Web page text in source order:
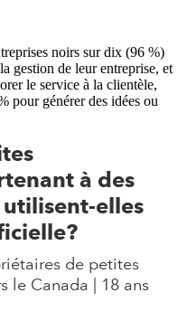
noirs sur dix (96 %)
gestion de leur entreprise, et
le service à la clientèle,
pour générer des idées ou